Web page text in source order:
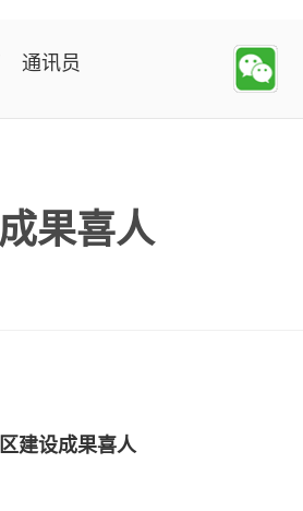
通讯员
果喜人
建设成果喜人